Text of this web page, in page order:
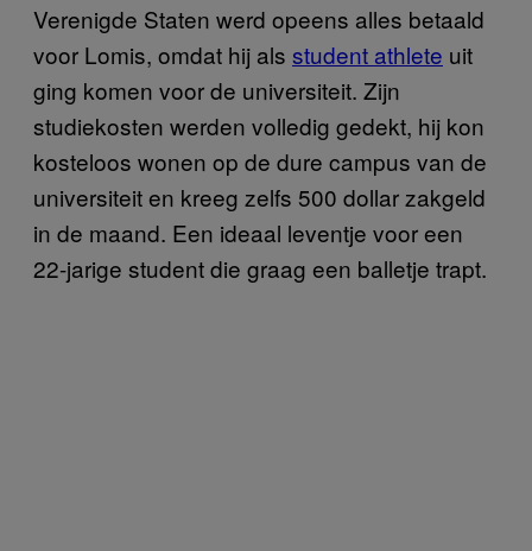
Verenigde Staten werd opeens alles betaald
voor Lomis, omdat hij als student athlete uit
ging komen voor de universiteit. Zijn
studiekosten werden volledig gedekt, hij kon
kosteloos wonen op de dure campus van de
universiteit en kreeg zelfs 500 dollar zakgeld
in de maand. Een ideaal leventje voor een
22-jarige student die graag een balletje trapt.